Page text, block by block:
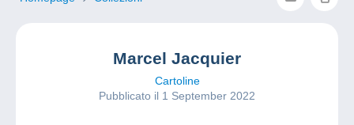
Marcel Jacquier
Cartoline
Pubblicato il 1 September 2022